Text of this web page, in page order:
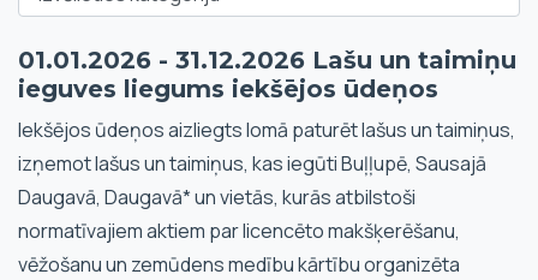
01.01.2026 - 31.12.2026 Lašu un taimiņu
ieguves liegums iekšējos ūdeņos
Iekšējos ūdeņos aizliegts lomā paturēt lašus un taimiņus,
izņemot lašus un taimiņus, kas iegūti Buļļupē, Sausajā
Daugavā, Daugavā* un vietās, kurās atbilstoši
normatīvajiem aktiem par licencēto makšķerēšanu,
vēžošanu un zemūdens medību kārtību organizēta